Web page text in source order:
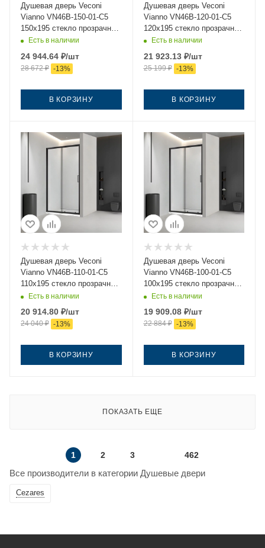
Душевая дверь Veconi
Vianno VN46B-150-01-C5
150х195 стекло прозрачное
профиль черный
Есть в наличии
24 944.64 ₽/шт
28 672₽ -13%
В КОРЗИНУ
Душевая дверь Veconi
Vianno VN46B-120-01-C5
120х195 стекло прозрачное
профиль черный
Есть в наличии
21 923.13₽/шт
25 199₽ -13%
В КОРЗИНУ
Душевая дверь Veconi
Vianno VN46B-110-01-C5
110х195 стекло прозрачное
профиль черный
Есть в наличии
20 914.80 ₽/шт
24 040₽ -13%
В КОРЗИНУ
Душевая дверь Veconi
Vianno VN46B-100-01-C5
100х195 стекло прозрачное
профиль черный
Есть в наличии
19 909.08₽/шт
22 884₽ -13%
В КОРЗИНУ
ПОКАЗАТЬ ЕЩЕ
1 2 3 462
Все производители в категории Душевые двери
Cezares